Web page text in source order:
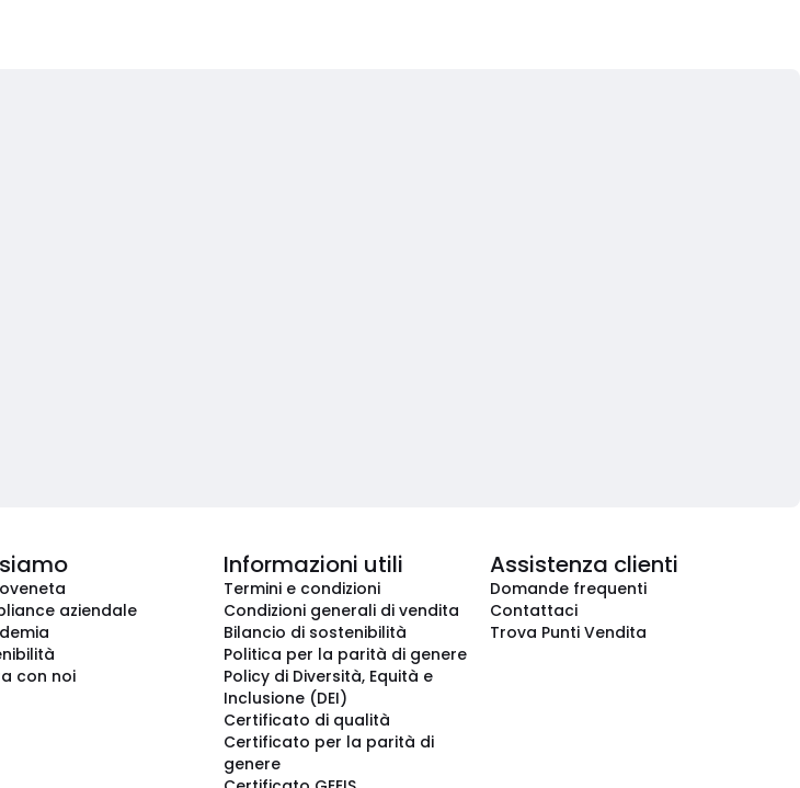
aziendale
con noi
Informazioni utili
Termini e condizioni
Condizioni generali di vendita
Bilancio di sostenibilità
Politica per la parità di genere
Policy di Diversità, Equità e
Inclusione (DEI)
Certificato di qualità
Certificato per la parità di
genere
Assistenza clienti
Domande frequenti
Contattaci
Trova Punti Vendita